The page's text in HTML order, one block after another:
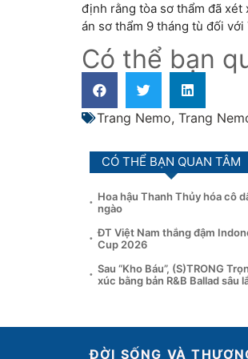
định rằng tòa sơ thẩm đã xét
án sơ thẩm 9 tháng tù đối
Có thể bạn
Trang Nemo, Trang
CÓ THỂ BẠN QUAN TÂM
Hoa hậu Thanh Thủy hóa cô
ngào
ĐT Việt Nam thắng đậm
Cup 2026
Sau “Kho Báu”, (S)TRONG
xúc bằng bản R&B Ballad sâu
ĐỜI SỐNG VÀ